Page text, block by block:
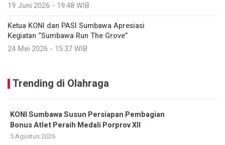
19 Juni 2026 - 19:48 WIB
Ketua KONI dan PASI Sumbawa Apresiasi
Kegiatan “Sumbawa Run The Grove”
24 Mei 2026 - 15:37 WIB
Trending di Olahraga
KONI Sumbawa Susun Persiapan Pembagian
Bonus Atlet Peraih Medali Porprov XII
5 Agustus 2026